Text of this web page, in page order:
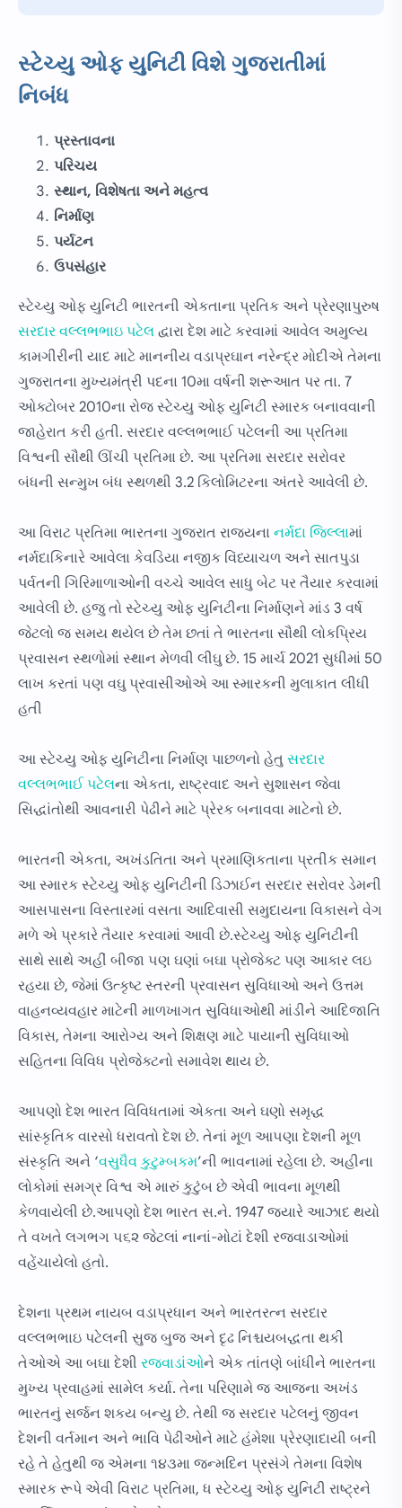
સ્ટેચ્યુ ઓફ યુનિટી વિશે ગુજરાતીમાં
નિબંધ
પ્રસ્તાવના
પરિચય
સ્થાન, વિશેષતા અને મહત્વ
નિર્માણ
પર્યટન
ઉપસંહાર
સ્ટેચ્યુ ઓફ યુનિટી ભારતની એકતાના પ્રતિક અને પ્રેરણાપુરુષ
સરદાર વલ્લભભાઇ પટેલ દ્વારા દેશ માટે કરવામાં આવેલ અમુલ્ય
કામગીરીની યાદ માટે માનનીય વડાપ્રઘાન નરેન્દ્ર મોદીએ તેમના
ગુજરાતના મુખ્યમંત્રી પદના 10મા વર્ષની શરૂઆત પર તા. 7
ઓક્ટોબર 2010ના રોજ સ્ટેચ્યુ ઓફ યુનિટી સ્મારક બનાવવાની
જાહેરાત કરી હતી. સરદાર વલ્લભભાઈ પટેલની આ પ્રતિમા
વિશ્વની સૌથી ઊંચી પ્રતિમા છે. આ પ્રતિમા સરદાર સરોવર
બંધની સન્મુખ બંધ સ્થળથી 3.2 કિલોમિટરના અંતરે આવેલી છે.
આ વિરાટ પ્રતિમા ભારતના ગુજરાત રાજ્યના નર્મદા જિલ્લામાં
નર્મદાકિનારે આવેલા કેવડિયા નજીક વિંધ્યાચળ અને સાતપુડા
પર્વતની ગિરિમાળાઓની વચ્ચે આવેલ સાધુ બેટ પર તૈયાર કરવામાં
આવેલી છે. હજુ તો સ્ટેચ્યુ ઓફ યુનિટીના નિર્માણને માંડ 3 વર્ષ
જેટલો જ સમય થયેલ છે તેમ છતાં તે ભારતના સૌથી લોકપ્રિય
પ્રવાસન સ્થળોમાં સ્થાન મેળવી લીઘુ છે. 15 માર્ચ 2021 સુધીમાં 50
લાખ કરતાં ૫ણ વઘુ પ્રવાસીઓએ આ સ્મારકની મુલાકાત લીધી
હતી
આ સ્ટેચ્યુ ઓફ યુનિટીના નિર્માણ પાછળનો હેતુ સરદાર
વલ્લભભાઈ પટેલના એકતા, રાષ્ટ્રવાદ અને સુશાસન જેવા
સિદ્ધાંતોથી આવનારી પેઢીને માટે પ્રેરક બનાવવા માટેનો છે.
ભારતની એકતા, અખંડતિતા અને પ્રમાણિકતાના પ્રતીક સમાન
આ સ્મારક સ્ટેચ્યુ ઓફ યુનિટીની ડિઝાઈન સરદાર સરોવર ડેમની
આસપાસના વિસ્તારમાં વસતા આદિવાસી સમુદાયના વિકાસને વેગ
મળે એ પ્રકારે તૈયાર કરવામાં આવી છે.સ્ટેચ્યુ ઓફ યુનિટીની
સાથે સાથે અહીં બીજા ૫ણ ઘણાં બઘા પ્રોજેક્ટ પણ આકાર લઇ
રહયા છે, જેમાં ઉત્કૃષ્ટ સ્તરની પ્રવાસન સુવિધાઓ અને ઉત્તમ
વાહનવ્યવહાર માટેની માળખાગત સુવિધાઓથી માંડીને આદિજાતિ
વિકાસ, તેમના આરોગ્ય અને શિક્ષણ માટે પાયાની સુવિધાઓ
સહિતના વિવિધ પ્રોજેક્ટનો સમાવેશ થાય છે.
આ૫ણો દેશ ભારત વિવિધતામાં એકતા અને ઘણો સમૃદ્ધ
સાંસ્કૃતિક વારસો ધરાવતો દેશ છે. તેનાં મૂળ આ૫ણા દેશની મૂળ
સંસ્કૃતિ અને ‘વસુધૈવ કુટુમ્બકમ’ની ભાવનામાં રહેલા છે. અહીના
લોકોમાં સમગ્ર વિશ્વ એ મારું કુટુંબ છે એવી ભાવના મૂળથી
કેળવાયેલી છે.આ૫ણો દેશ ભારત સ.ને. 1947 જયારે આઝાદ થયો
તે વખતે લગભગ ૫૬૨ જેટલાં નાનાં-મોટાં દેશી રજવાડાઓમાં
વહેંચાયેલો હતો.
દેશના પ્રથમ નાયબ વડાપ્રધાન અને ભારતરત્ન સરદાર
વલ્લભભાઇ પટેલની સુજ બુજ અને દૃઢ નિશ્ચયબદ્ધતા થકી
તેઓએ આ બઘા દેશી રજવાડાંઓને એક તાંતણે બાંધીને ભારતના
મુખ્ય પ્રવાહમાં સામેલ કર્યા. તેના પરિણામે જ આજના અખંડ
ભારતનું સર્જન શકય બન્યુ છે. તેથી જ સરદાર પટેલનું જીવન
દેશની વર્તમાન અને ભાવિ પેઢીઓને માટે હંમેશા પ્રેરણાદાયી બની
રહે તે હેતુથી જ એમના ૧૪૩મા જન્મદિન પ્રસંગે તેમના વિશેષ
સ્મારક રૂપે એવી વિરાટ પ્રતિમા, ધ સ્ટેચ્યુ ઓફ યુનિટી રાષ્ટ્રને